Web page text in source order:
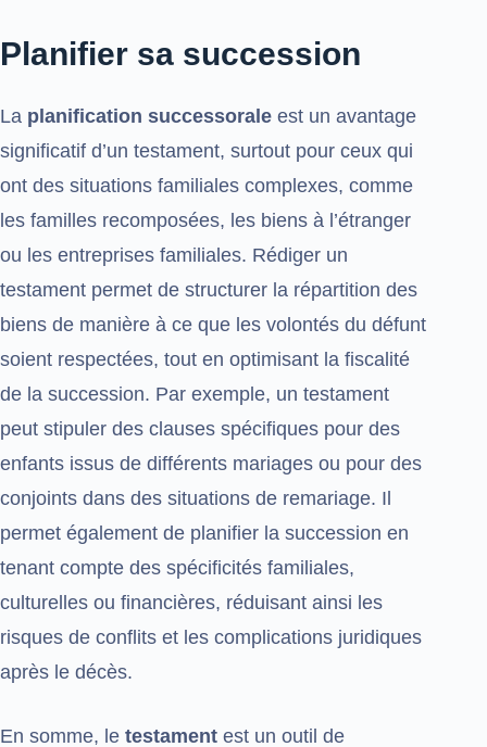
Planifier sa succession
La planification successorale est un avantage
significatif d’un testament, surtout pour ceux qui
ont des situations familiales complexes, comme
les familles recomposées, les biens à l’étranger
ou les entreprises familiales. Rédiger un
testament permet de structurer la répartition des
biens de manière à ce que les volontés du défunt
soient respectées, tout en optimisant la fiscalité
de la succession. Par exemple, un testament
peut stipuler des clauses spécifiques pour des
enfants issus de différents mariages ou pour des
conjoints dans des situations de remariage. Il
permet également de planifier la succession en
tenant compte des spécificités familiales,
culturelles ou financières, réduisant ainsi les
risques de conflits et les complications juridiques
après le décès.
En somme, le testament est un outil de